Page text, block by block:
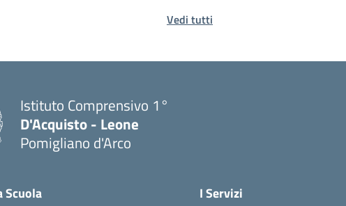
Vedi tutti
Istituto Comprensivo 1°
D'Acquisto - Leone
Pomigliano d'Arco
Scuola I Servizi